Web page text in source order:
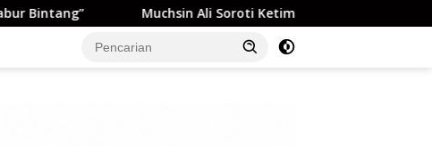
Muchsin Ali Soroti Ketimpangan Fiskal Pertambangan: Palu